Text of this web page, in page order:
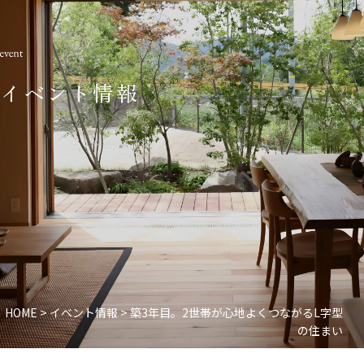
イベント情報
HOME>イベント情報>築3年目。2世帯が心地よくつながるL字型
の住まい